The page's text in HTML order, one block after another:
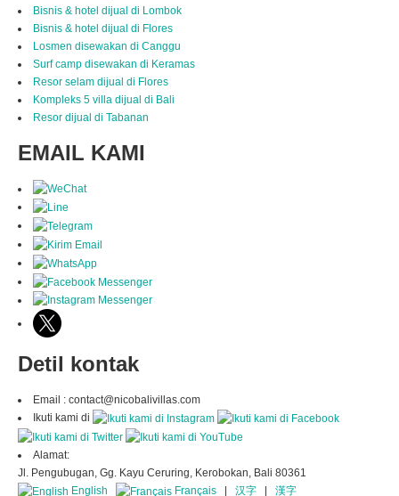
Bisnis & hotel dijual di Lombok
Bisnis & hotel dijual di Flores
Losmen disewakan di Canggu
Surf camp disewakan di Keramas
Resor selam dijual di Flores
Kompleks 5 villa dijual di Bali
Resor dijual di Tabanan
EMAIL KAMI
Detil kontak
Email : contact@nicobalivillas.com
Ikuti kami di
Alamat:
Jl. Pengubugan, Gg. Kayu Ceruring, Kerobokan, Bali 80361
English
Français 汉字 漢字